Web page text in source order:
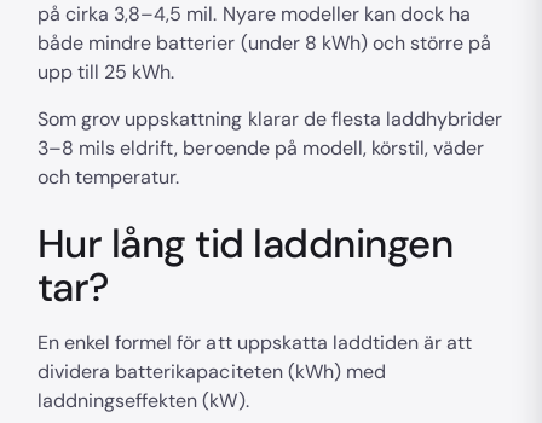
på cirka 3,8–4,5 mil. Nyare modeller kan dock ha
både mindre batterier (under 8 kWh) och större på
upp till 25 kWh.
Som grov uppskattning klarar de flesta laddhybrider
3–8 mils eldrift, beroende på modell, körstil, väder
och temperatur.
Hur lång tid laddningen
tar?
En enkel formel för att uppskatta laddtiden är att
dividera batterikapaciteten (kWh) med
laddningseffekten (kW).